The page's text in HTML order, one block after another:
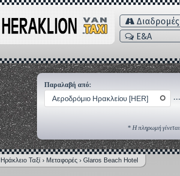
Διαδρομές
E&A
Παραλαβή από:
Αεροδρόμιο Ηρακλείου [HER] ...
* Η πληρωμή
Ηράκλειο Ταξί › Μεταφορές › Glaros Beach Hotel